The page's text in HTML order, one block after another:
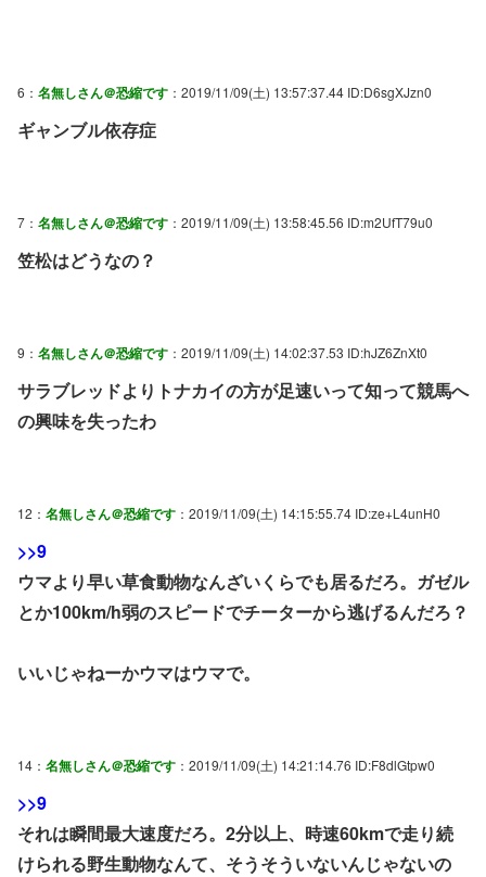
6： 名無しさん＠恐縮です ：2019/11/09(土) 13:57:37.44 ID:D6sgXJzn0
ギャンブル依存症
7： 名無しさん＠恐縮です ：2019/11/09(土) 13:58:45.56 ID:m2UfT79u0
笠松はどうなの？
9： 名無しさん＠恐縮です ：2019/11/09(土) 14:02:37.53 ID:hJZ6ZnXt0
サラブレッドよりトナカイの方が足速いって知って競馬へ
の興味を失ったわ
12： 名無しさん＠恐縮です ：2019/11/09(土) 14:15:55.74 ID:ze+L4unH0
>>9
ウマより早い草食動物なんざいくらでも居るだろ。ガゼル
とか100km/h弱のスピードでチーターから逃げるんだろ？
いいじゃねーかウマはウマで。
14： 名無しさん＠恐縮です ：2019/11/09(土) 14:21:14.76 ID:F8dlGtpw0
>>9
それは瞬間最大速度だろ。2分以上、時速60kmで走り続
けられる野生動物なんて、そうそういないんじゃないの